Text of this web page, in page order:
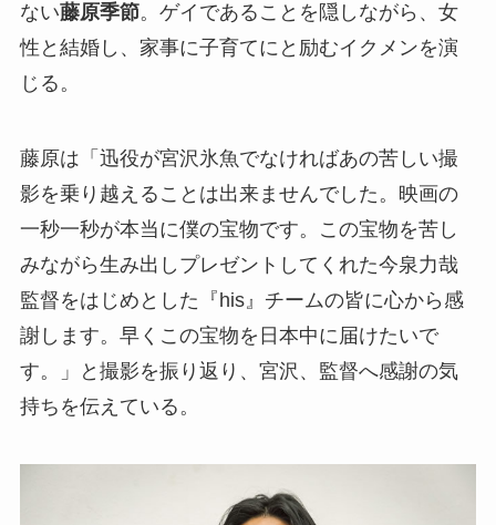
ない藤原季節。ゲイであることを隠しながら、女
性と結婚し、家事に子育てにと励むイクメンを演
じる。
藤原は「迅役が宮沢氷魚でなければあの苦しい撮
影を乗り越えることは出来ませんでした。映画の
一秒一秒が本当に僕の宝物です。この宝物を苦し
みながら生み出しプレゼントしてくれた今泉力哉
監督をはじめとした『his』チームの皆に心から感
謝します。早くこの宝物を日本中に届けたいで
す。」と撮影を振り返り、宮沢、監督へ感謝の気
持ちを伝えている。